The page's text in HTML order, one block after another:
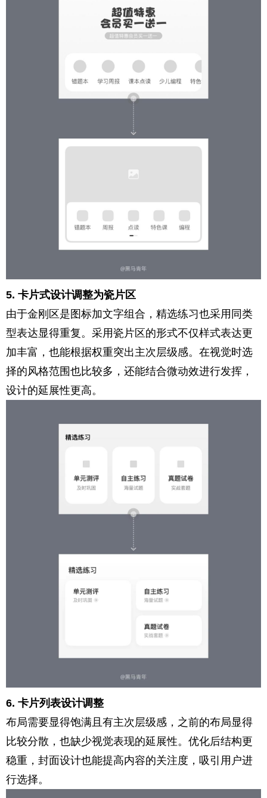
5. 卡片式设计调整为瓷片区
由于金刚区是图标加文字组合，精选练习也采用同类
型表达显得重复。采用瓷片区的形式不仅样式表达更
加丰富，也能根据权重突出主次层级感。在视觉时选
择的风格范围也比较多，还能结合微动效进行发挥，
设计的延展性更高。
6. 卡片列表设计调整
布局需要显得饱满且有主次层级感，之前的布局显得
比较分散，也缺少视觉表现的延展性。优化后结构更
稳重，封面设计也能提高内容的关注度，吸引用户进
行选择。